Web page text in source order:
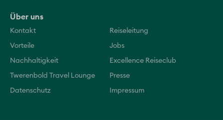
Über uns
Kontakt Reiseleitung
Vorteile Jobs
Nachhaltigkeit Excellence Reiseclub
Twerenbold Travel Lounge Presse
Datenschutz Impressum